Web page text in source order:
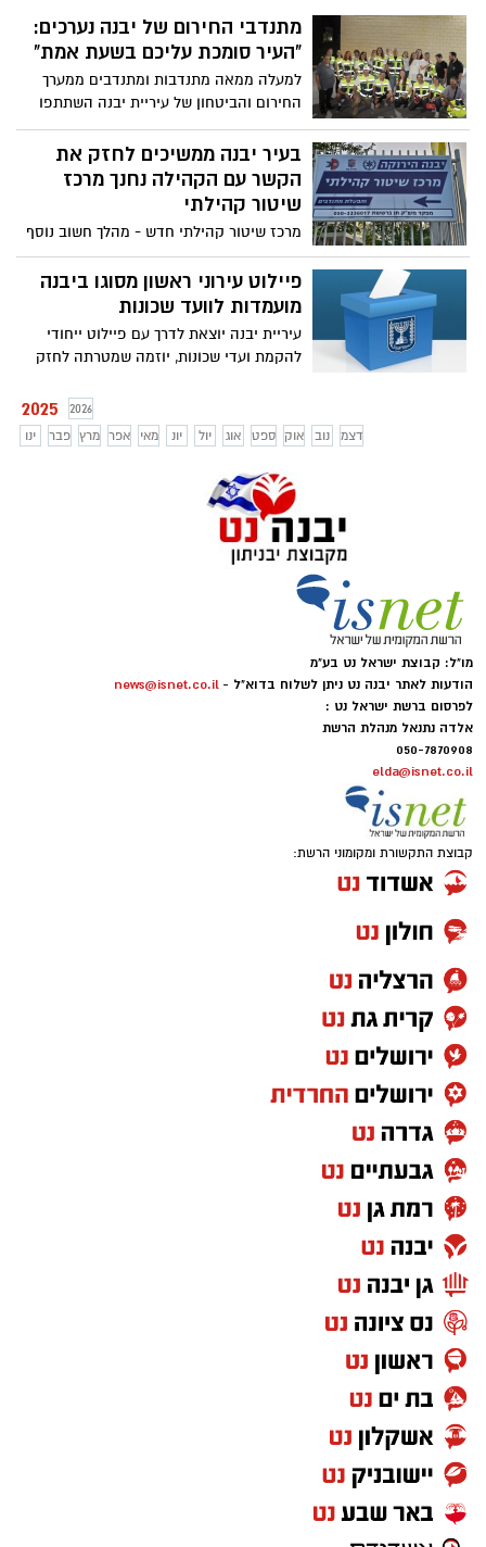
מתנדבי החירום של יבנה נערכים:
"העיר סומכת עליכם בשעת אמת"
למעלה ממאה מתנדבות ומתנדבים ממערך
החירום והביטחון של עיריית יבנה השתתפו
השבוע בערב הוקרה והדרכה מקצועית שנערך
בספרייה העירונית
בעיר יבנה ממשיכים לחזק את
הקשר עם הקהילה נחנך מרכז
שיטור קהילתי
מרכז שיטור קהילתי חדש - מהלך חשוב נוסף
לחיזוק תחושת הביטחון האישי, קידום שירותי
שיטור נגישים ויצירת חיבור הדוק בין
המשטרה והקהילה
פיילוט עירוני ראשון מסוגו ביבנה
מועמדות לוועד שכונות
עיריית יבנה יוצאת לדרך עם פיילוט ייחודי
להקמת ועדי שכונות, יוזמה שמטרתה לחזק
אזרחית ולהעמיק את הקשר בין התושבים
לרשות המקומית
2025
2026
ינו
פבר מרץ אפר מאי יונ יול אוג ספט אוק נוב דצמ
מו"ל: קבוצת ישראל נט בע"מ
הודעות לאתר יבנה נט ניתן לשלוח בדוא"ל - news@isnet.co.il
לפרסום ברשת ישראל נט :
אלדה נתנאל מנהלת הרשת
050-7870908
elda@isnet.co.il
קבוצת התקשורת ומקומוני הרשת: